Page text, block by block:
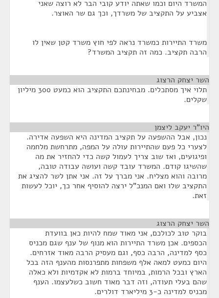
המשרד היום וכמו שאתה יודע קובי הבר לא רוצה שאני
אצביע על התקציב של משרדך, וכך גם שר האוצר.
משרד התיירות כמשרד נראה לפי חוץ משרד קטן שאין לו
הרבה תקציב. כמה זה תקציב המשרד?
השר יצחק הרצוג
תלוי איך מסתכלים. מבחינתכם התקציב הוא כמעט 300 מיליון
שקלים.
היו"ר יעקב ליצמן
נכון, אבל ההשפעה על תקציב המדינה היא השפעה אדירה.
לצערי כל פעם שהתיירות עולה על המפה, מתרחשת מלחמה
ופיגועים, ואז שוב צריך לעמול קשה כדי להחזיר את מה
שהשיגו קודם. המשרד עובד קשה ועושה עבודה טובה,
מרובה והוא מצליח. אני מברך על זה. אני אתן לשר להציג את
התקציב שלו ואם המנכ"ל ירצה להוסיף אחר כך, יוכל לעשות
זאת.
השר יצחק הרצוג
בוקר טוב לכולכם, אני מאוד שמח להיות כאן בוועדת
הכספים. אכן משרד התיירות הוא מנוף של ענף שגם מכניס
כסף למדינה, הרבה כסף, וגם מעסיק הרבה מאוד אזרחים.
היום כמעט למאה אלף משפחות מתפרנסות מהענף הזה בכל
הארץ ובכל הרמות, במיוחד ברמות לא אקדמיות ולא כאלה
שהם בעלי תעודה, וזה דבר מאוד חשוב כשלעצמו. הענף
מכניס למדינה כ-3 מיליארד דולרים.